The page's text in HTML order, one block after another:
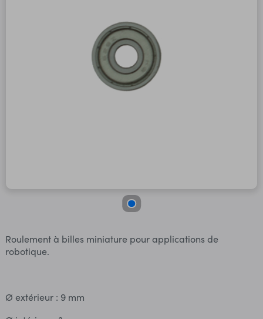
Roulement à billes miniature pour applications de
robotique.
Ø extérieur : 9 mm